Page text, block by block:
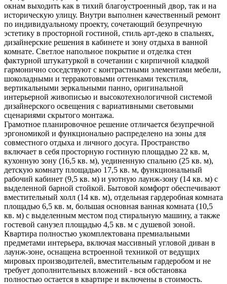
окнам выходить как в тихий благоустроенный двор, так и на
историческую улицу. Внутри выполнен качественный ремонт
по индивидуальному проекту, сочетающий безупречную
эстетику в просторной гостиной, стиль арт-деко в спальнях,
дизайнерские решения в кабинете и зону отдыха в ванной
комнате. Светлое напольное покрытие и отделка стен
фактурной штукатуркой в сочетании с кирпичной кладкой
гармонично соседствуют с контрастными элементами мебели,
шоколадными и терракотовыми оттенками текстиля,
вертикальными зеркальными панно, оригинальной
интерьерной живописью и высокотехнологичной системой
дизайнерского освещения с вариативными световыми
сценариями скрытого монтажа.
Грамотное планировочное решение отличается безупречной
эргономикой и функционально распределено на зоны для
совместного отдыха и личного досуга. Пространство
включает в себя просторную гостиную площадью 22 кв. м,
кухонную зону (16,5 кв. м), уединенную спальню (25 кв. м),
детскую комнату площадью 17,5 кв. м, функциональный
рабочий кабинет (9,5 кв. м) и уютную лаунж-зону (14 кв. м) с
выделенной барной стойкой. Бытовой комфорт обеспечивают
вместительный холл (14 кв. м), отдельная гардеробная комната
площадью 6,5 кв. м, большая основная ванная комната (10,5
кв. м) с выделенным местом под стиральную машину, а также
гостевой санузел площадью 4,5 кв. м с душевой зоной.
Квартира полностью укомплектована премиальными
предметами интерьера, включая массивный угловой диван в
лаунж-зоне, оснащена встроенной техникой от ведущих
мировых производителей, вместительным гардеробом и не
требует дополнительных вложений - вся обстановка
полностью остается в квартире и включены в стоимость.